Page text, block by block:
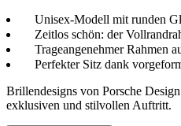
Unisex-Modell mit runden
Zeitlos schön: der
Trageangenehmer Rahmen
Perfekter Sitz dank
Brillendesigns von Porsche
exklusiven und stilvollen Auftritt.